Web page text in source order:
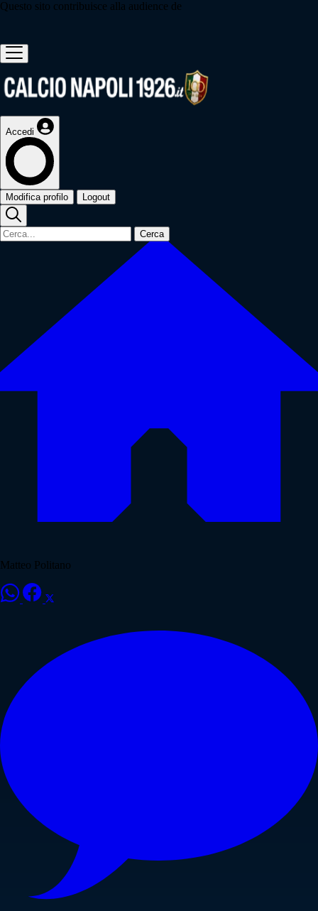
Questo sito contribuisce alla audience de
Accedi
Modifica profilo Logout
Cerca
Matteo Politano